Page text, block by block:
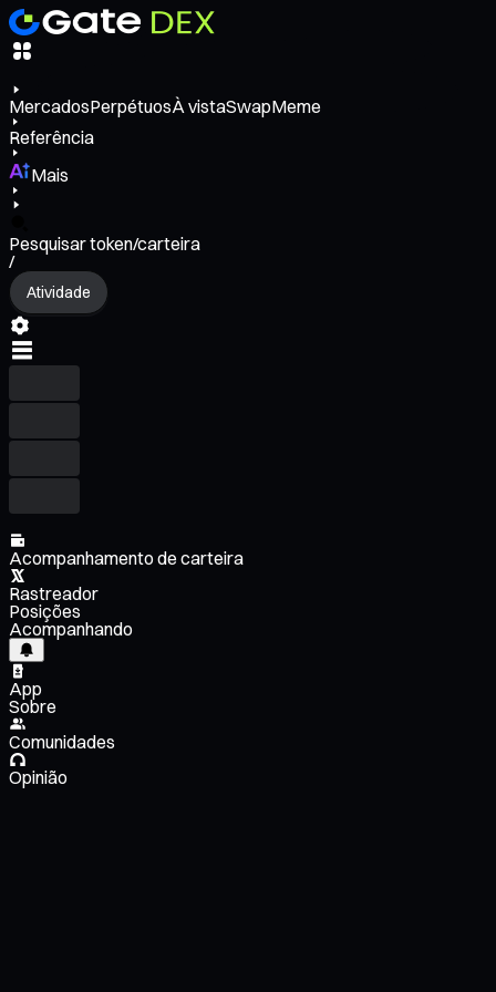
MercadosPerpétuosÀ vistaSwapMeme
Referência
Mais
Pesquisar token/carteira
/
Atividade
Acompanhamento de carteira
Rastreador
Posições
Acompanhando
App
Sobre
Comunidades
Opinião